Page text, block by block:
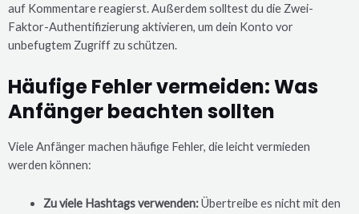
auf Kommentare reagierst. Außerdem solltest du die Zwei-
Faktor-Authentifizierung aktivieren, um dein Konto vor
unbefugtem Zugriff zu schützen.
Häufige Fehler vermeiden: Was
Anfänger beachten sollten
Viele Anfänger machen häufige Fehler, die leicht vermieden
werden können:
Zu viele Hashtags verwenden:Übertreibe es nicht mit den